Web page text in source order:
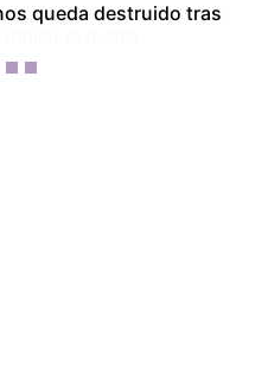
queda destruido tras